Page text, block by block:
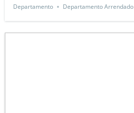
Departamento
Departamento Arrendado